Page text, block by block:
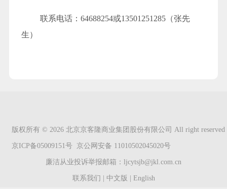
联系电话：64688254或13501251285 （张先
生）
版权所有 © 2026 北京京客隆商业集团股份有限公司 All right reserved
京ICP备05009151号 京公网安备 11010502045020号
廉洁从业投诉举报邮箱：ljcytsjb@jkl.com.cn
联系我们 | 中文版 | English